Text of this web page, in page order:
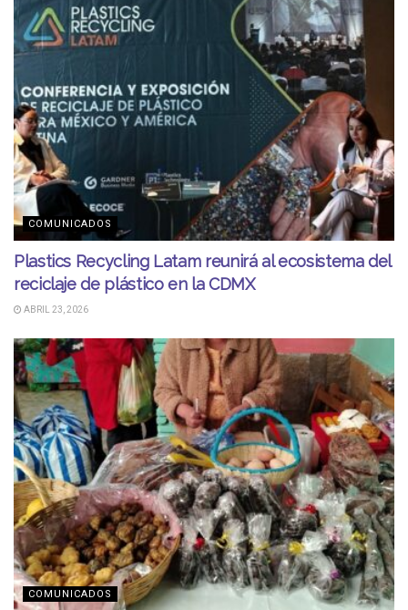
COMUNICADOS
Plastics Recycling Latam reunirá al ecosistema del
reciclaje de plástico en la CDMX
ABRIL 23, 2026
COMUNICADOS